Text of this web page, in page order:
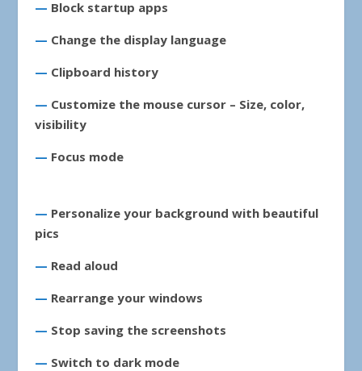
— Block startup apps
— Change the display language
— Clipboard history
— Customize the mouse cursor – Size, color,
visibility
— Focus mode
— Personalize your background with beautiful
pics
— Read aloud
— Rearrange your windows
— Stop saving the screenshots
— Switch to dark mode